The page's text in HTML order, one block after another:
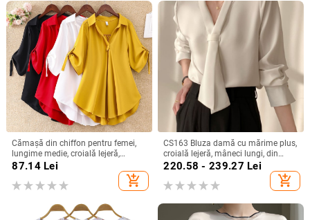
Cămașă din chiffon pentru femei,
lungime medie, croială lejeră,
mâneci scurte, model uni, conținut
87.14Lei
add_shopping_cart
CS163 Bluza damă cu mărime plus,
croială lejeră, mâneci lungi, din
șifon cu șnur, top office de bază
220.58 - 239.27 Lei
add_shopping_cart